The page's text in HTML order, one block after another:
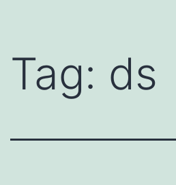
Tag: ds